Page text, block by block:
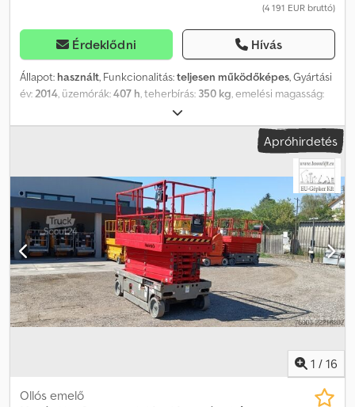
(4 191 EUR bruttó)
Érdeklődni Hívás
Állapot: használt, Funkcionalitás:teljesen működőképes, Gyártási
év: 2014 , üzemórák:407 h , teherbírás: 350 kg , emelési magasság:
, üzemanyagtípus:
gumiabroncs állapota:80 százalék, meghajtás állapota:80
, Haulotte Compact 8 - 8 m, elektromos
Gyártási év: 2014 Üzemóra: 407 Üzemanyag: elektromos Típus:
elektromos ollós emelő Kategória: Munkaállvány Munkamagasság:
8 m Teherbírás: 350 kg Súly: 1655 kg Hossz: 2,3 m Magasság: 1,28 m
Szélesség: 1,2 m Leírás: HAULOTTE márkájú elektromos ollós
munkaállvány, típus: Compact 8 (elektromos), mozgatható toldatú
platformmal, 350 kg teherbírás (személyek / anyag), MOZGATHATÓ
PLATFORM 1 x 1 000 mm. Igény szerint akkumulátor regenerálás
elérhető 300 EUR-ért (regenerálás során akár 7%-os akkumulátor
is 90% fölé tölthető). A gép azonnal üzemkész, jó állapotban van.
Amennyiben kérdése van a géppel kapcsolatban, kérem, írjon e-
mailt. Beszélünk: - angolul Djdpfsy E Rwqex Afrjkr - németül -
Apróhirdetés
1 / 16
Ollós emelő